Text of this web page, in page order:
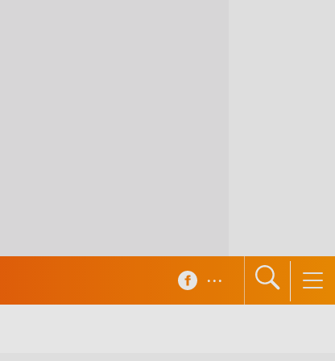
...